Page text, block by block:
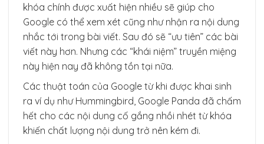
khóa chính được xuất hiện nhiều sẽ giúp cho
Google có thể xem xét cũng như nhận ra nội dung
nhắc tới trong bài viết. Sau đó sẽ “ưu tiên” các bài
viết này hơn. Nhưng các “khái niệm” truyền miệng
này hiện nay đã không tồn tại nữa.
Các thuật toán của Google từ khi được khai sinh
ra ví dụ như Hummingbird, Google Panda đã chấm
hết cho các nội dung cố gắng nhồi nhét từ khóa
khiến chất lượng nội dung trở nên kém đi.